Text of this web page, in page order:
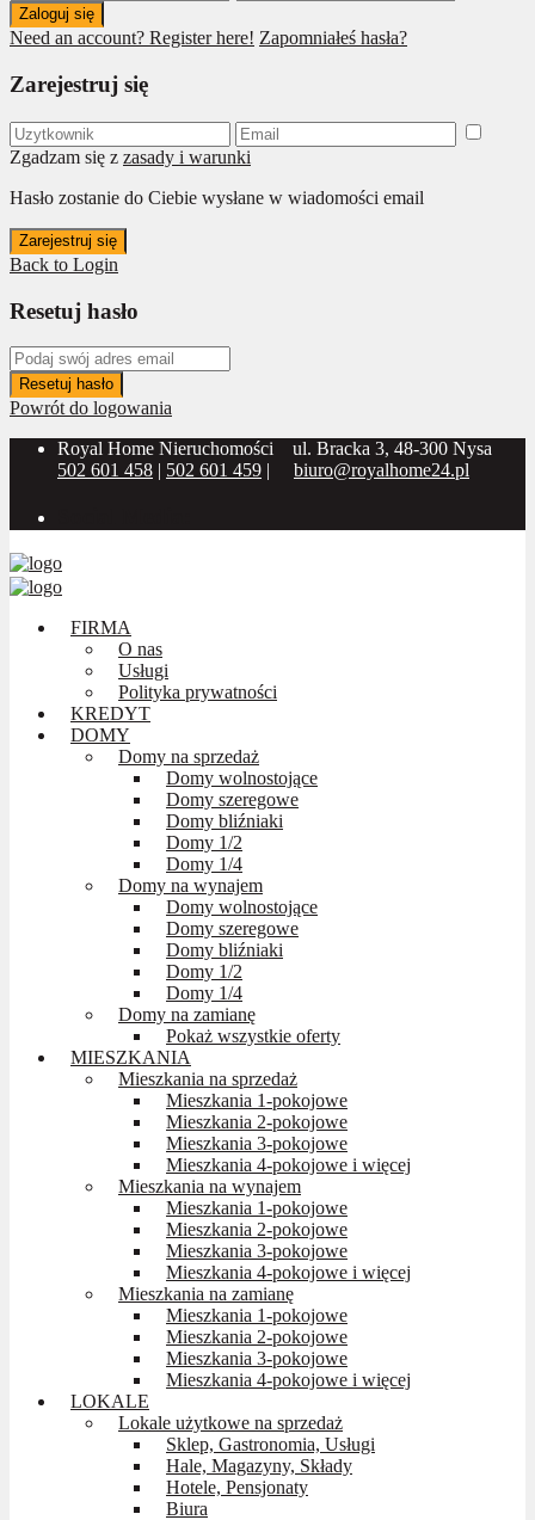
Zaloguj się
Need an account? Register here! Zapomniałeś hasła?
Zarejestruj się
Zgadzam się z zasady i warunki
Hasło zostanie do Ciebie wysłane w wiadomości email
Zarejestruj się
Back to Login
Resetuj hasło
Resetuj hasło
Powrót do logowania
Royal Home Nieruchomości
ul. Bracka 3, 48-300 Nysa
502 601 458 | 502 601 459 | biuro@royalhome24.pl
FIRMA
O nas
Usługi
Polityka prywatności
KREDYT
DOMY
Domy na sprzedaż
Domy wolnostojące
Domy szeregowe
Domy bliźniaki
Domy 1/2
Domy 1/4
Domy na wynajem
Domy wolnostojące
Domy szeregowe
Domy bliźniaki
Domy 1/2
Domy 1/4
Domy na zamianę
Pokaż wszystkie oferty
MIESZKANIA
Mieszkania na sprzedaż
Mieszkania 1-pokojowe
Mieszkania 2-pokojowe
Mieszkania 3-pokojowe
Mieszkania 4-pokojowe i więcej
Mieszkania na wynajem
Mieszkania 1-pokojowe
Mieszkania 2-pokojowe
Mieszkania 3-pokojowe
Mieszkania 4-pokojowe i więcej
Mieszkania na zamianę
Mieszkania 1-pokojowe
Mieszkania 2-pokojowe
Mieszkania 3-pokojowe
Mieszkania 4-pokojowe i więcej
LOKALE
Lokale użytkowe na sprzedaż
Sklep, Gastronomia, Usługi
Hale, Magazyny, Składy
Hotele, Pensjonaty
Biura